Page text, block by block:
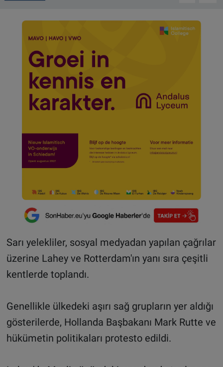
Sarı yelekliler, sosyal medyadan yapılan çağrılar
üzerine Lahey ve Rotterdam'ın yanı sıra çeşitli
kentlerde toplandı.
Genellikle ülkedeki aşırı sağ grupların yer aldığı
gösterilerde, Hollanda Başbakanı Mark Rutte ve
hükümetin politikaları protesto edildi.
ALGEMENE VOORWAARDEN
CONTACT
Çerez Politikası